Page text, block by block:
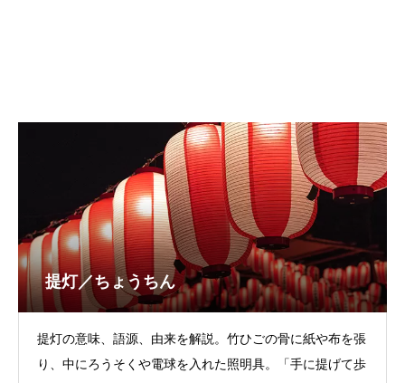
提灯／ちょうちん
提灯の意味、語源、由来を解説。竹ひごの骨に紙や布を張
り、中にろうそくや電球を入れた照明具。「手に提げて歩